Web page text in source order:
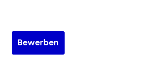
Bewerben